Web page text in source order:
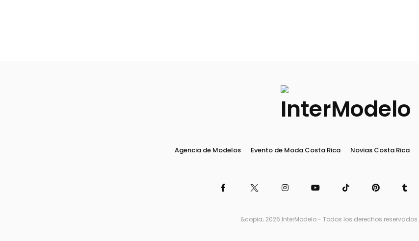
Agencia de Modelos Evento de Moda Costa Rica Novias Costa Rica
&copia; 2026 InterModelo - Todos los derechos reservados.